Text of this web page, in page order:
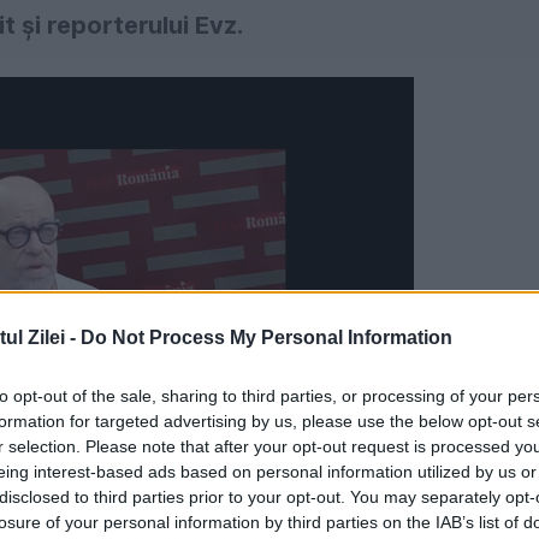
Zilei - Do Not Process My Personal Information
opt-out of the sale, sharing to third parties, or processing of your
for targeted advertising by us, please use the below opt-out
selection. Please note that after your opt-out request is processed
interest-based ads based on personal information utilized by us
to third parties prior to your opt-out. You may separately
of your personal information by third parties on the IAB’s list of
şi reporterului Evz.
de viaţă ce răzbate din fiecare cuvânt